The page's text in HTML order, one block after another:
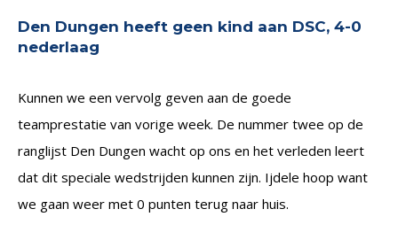
Den Dungen heeft geen kind aan DSC, 4-0
nederlaag
Kunnen we een vervolg geven aan de goede
teamprestatie van vorige week. De nummer twee op de
ranglijst Den Dungen wacht op ons en het verleden leert
dat dit speciale wedstrijden kunnen zijn. Ijdele hoop want
we gaan weer met 0 punten terug naar huis.